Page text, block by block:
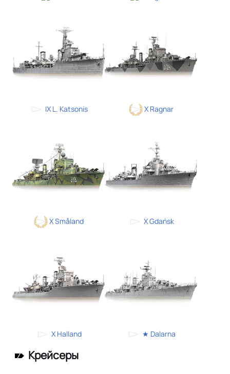
IX L. Katsonis X Ragnar
X Småland X Gdańsk
X Halland ★ Dalarna
Крейсеры